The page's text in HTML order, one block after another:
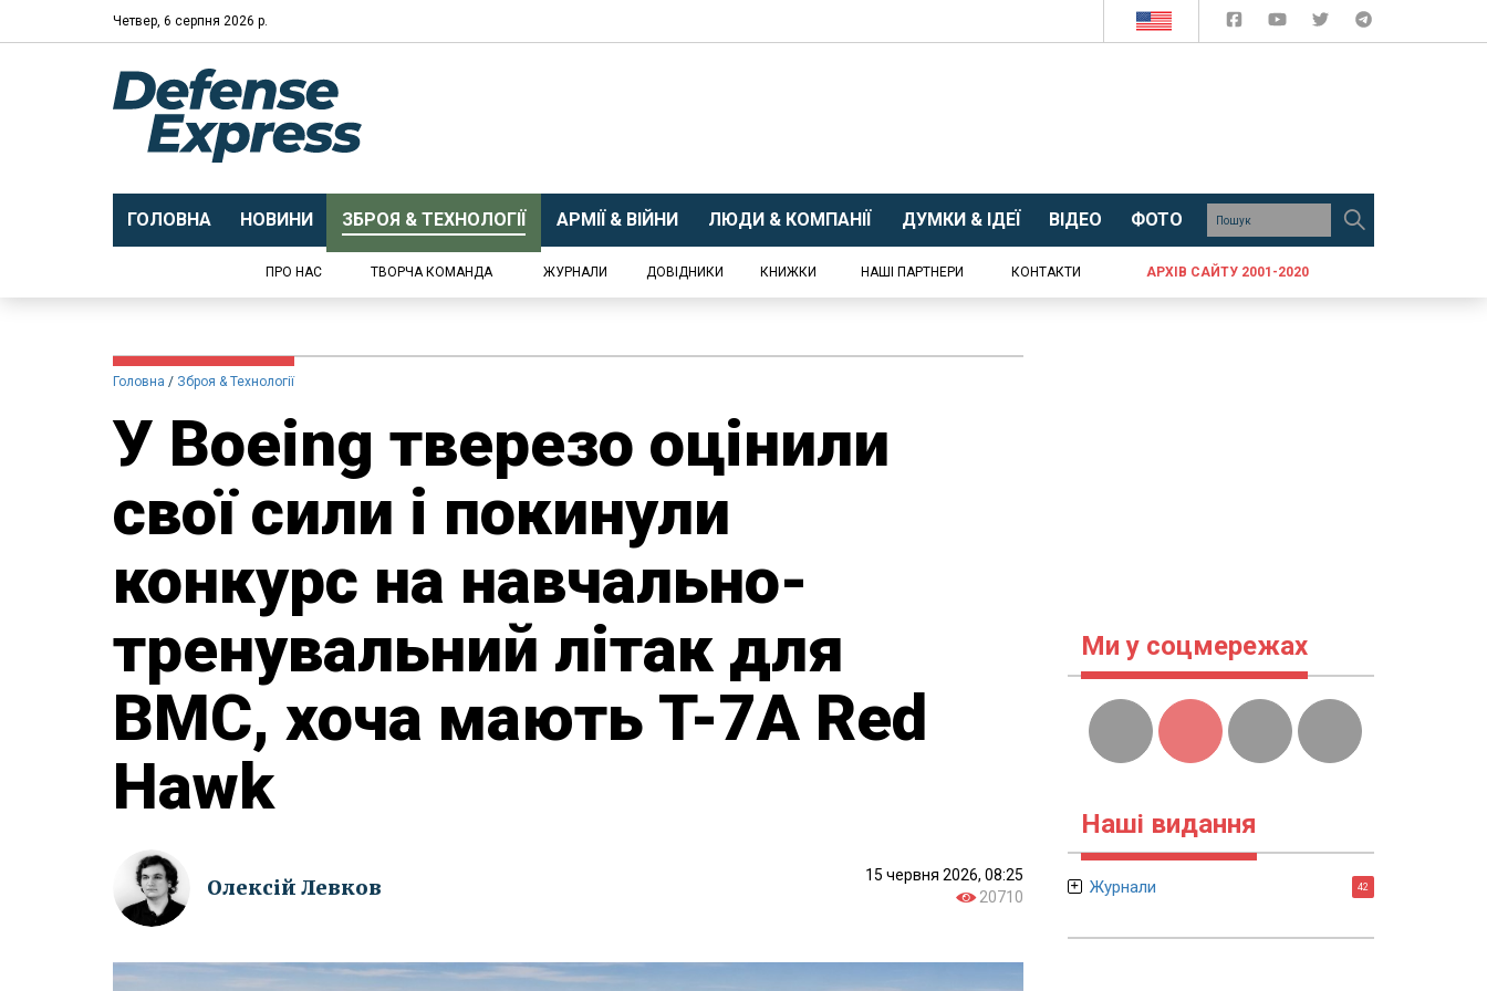
Четвер, 6 серпня 2026 р.
ГОЛОВНА НОВИНИ ЗБРОЯ & ТЕХНОЛОГІЇ АРМІЇ & ВІЙНИ ЛЮДИ & КОМПАНІЇ ДУМКИ & ІДЕЇ ВІДЕО ФОТО
ПРО НАС ТВОРЧА КОМАНДА ЖУРНАЛИ ДОВІДНИКИ КНИЖКИ НАШІ ПАРТНЕРИ КОНТАКТИ АРХІВ САЙТУ 2001-2020
Головна Зброя & Технології
У Boeing тверезо оцінили
свої сили і покинули
конкурс на навчально-
тренувальний літак для
ВМС, хоча мають T-7A Red
Hawk
Олексій Левков
15 червня 2026, 08:25
20710
Ми у соцмережах
Наші видання
Журнали 42